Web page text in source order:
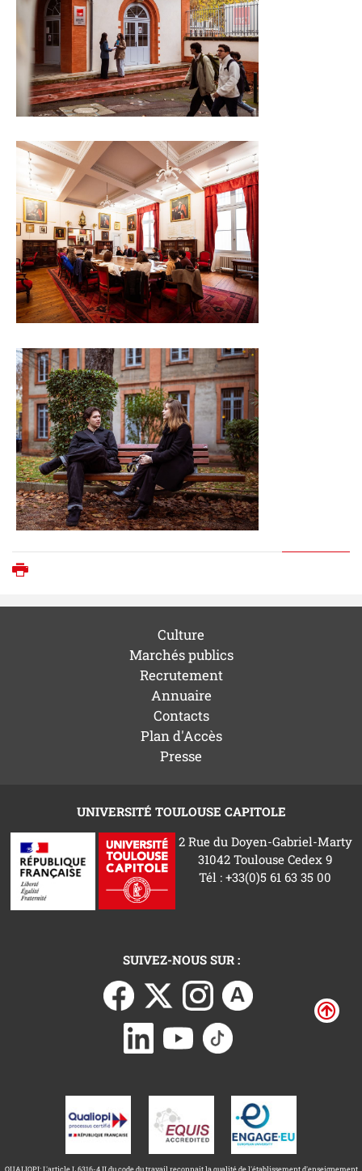
Culture
Marchés publics
Recrutement
Annuaire
Contacts
Plan d'Accès
Presse
UNIVERSITÉ TOULOUSE CAPITOLE
2 Rue du Doyen-Gabriel-Marty
31042 Toulouse Cedex 9
Tél : +33(0)5 61 63 35 00
SUIVEZ-NOUS SUR :
QUALIOPI: L'article L.6316-4 II du code du travail reconnait la qualité de l'établissement d'enseignement